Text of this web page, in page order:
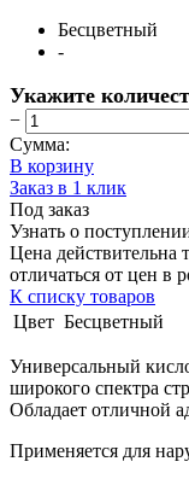
Бесцветный
-
Укажите
−
Сумма:
В корзину
Заказ в 1 клик
Под заказ
Узнать о
Цена действительна
отличаться от цен в
К списку товаров
Цвет Бесцветный
Универсальный
широкого спектра
Обладает отличной
Применяется для